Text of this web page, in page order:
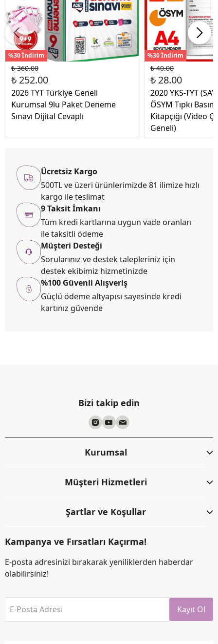
%30 İndirim
₺ 360.00
₺ 252.00
2026 TYT Türkiye Geneli
Kurumsal 9lu Paket Deneme
Sınavı Dijital Cevaplı
%30 İndirim
₺ 40.00
₺ 28.00
2020 YKS-TYT
ÖSYM Tıpkı
Kitapçığı (Video
Geneli)
Ücretsiz Kargo
500TL ve üzeri ürünlerimizde 81 ilimize hızlı
kargo ile teslimat
9 Taksit İmkanı
Tüm kredi kartlarına uygun vade oranları
ile taksitli ödeme
Müşteri Desteği
Sorularınız ve destek talepleriniz için
destek ekibimiz hizmetinizde
%100 Güvenli Alışveriş
Güçlü ödeme altyapısı sayesinde kredi
kartınız güvende
Bizi takip edin
Kurumsal
Müşteri Hizmetleri
Şartlar ve Koşullar
Kampanya ve Fırsatları Kaçırma!
E-posta adresinizi bırakarak yeniliklerden haberdar
olabilirsiniz!
E-Posta Adresi Kayıt Ol